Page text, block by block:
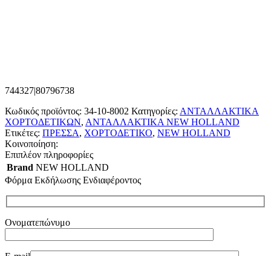
744327|80796738
Κωδικός προϊόντος: 34-10-8002 Κατηγορίες: ΑΝΤΑΛΛΑΚΤΙΚΑ
ΧΟΡΤΟΔΕΤΙΚΩΝ, ΑΝΤΑΛΛΑΚΤΙΚΑ NEW HOLLAND
Ετικέτες: ΠΡΕΣΣΑ, ΧΟΡΤΟΔΕΤΙΚΟ, NEW HOLLAND
Κοινοποίηση:
Επιπλέον πληροφορίες
Brand NEW HOLLAND
Φόρμα Εκδήλωσης Ενδιαφέροντος
Ονοματεπώνυμο